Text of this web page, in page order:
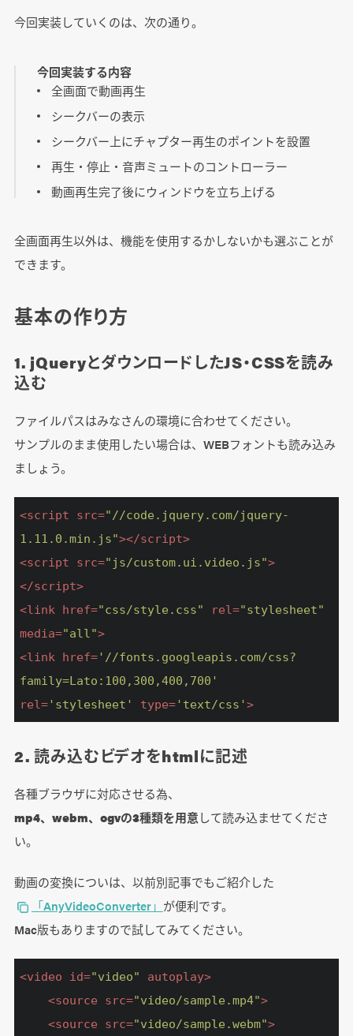
今回実装していくのは、次の通り。
今回実装する内容
全画面で動画再生
シークバーの表示
シークバー上にチャプター再生のポイントを設置
再生・停止・音声ミュートのコントローラー
動画再生完了後にウィンドウを立ち上げる
全画面再生以外は、機能を使用するかしないかも選ぶことが
できます。
基本の作り方
1. jQueryとダウンロードしたJS・CSSを読み
込む
ファイルパスはみなさんの環境に合わせてください。
サンプルのまま使用したい場合は、WEBフォントも読み込み
ましょう。
<script src="//code.jquery.com/jquery-
1.11.0.min.js"></script>
<script src="js/custom.ui.video.js">
</script>
<link href="css/style.css" rel="stylesheet"
media="all">
<link href= '//fonts.googleapis.com/css?
family=Lato:100,300,400,700'
rel= 'stylesheet' type= 'text/css'>
2. 読み込むビデオをhtmlに記述
各種ブラウザに対応させる為、
mp4、webm、ogvの3種類を用意して読み込ませてくださ
い。
動画の変換についは、以前別記事でもご紹介した
「AnyVideoConverter」 が便利です。
Mac版もありますので試してみてください。
<video id="video" autoplay>
<source src="video/sample.mp4">
<source src="video/sample.webm">